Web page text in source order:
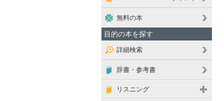
無料の本
目的の本を探す
詳細検索
辞書・参考書
リスニング